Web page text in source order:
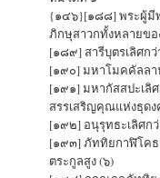
{๑๔๖}[๑๘๘] พระผู้มี
ภิกษุสาวกทั้งหลายขอ
[๑๘๙] สารีบุตรเลิศก
[๑๙๐] มหาโมคคัลลา
[๑๙๑] มหากัสสปะเลิ
สรรเสริญคุณแห่งธุด
[๑๙๒] อนุรุทธะเลิศก
[๑๙๓] ภัททิยกาฬิโคธ
ตระกูลสูง (๖)